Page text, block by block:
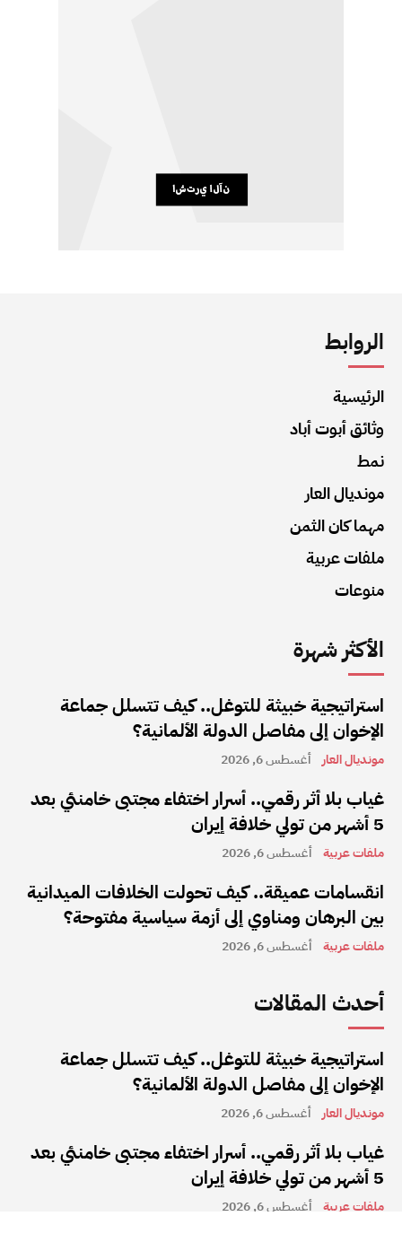
الروابط
الرئيسية
وثائق أبوت أباد
نمط
مونديال العار
مهما كان الثمن
ملفات عربية
منوعات
الأكثر شهرة
استراتيجية خبيثة للتوغل.. كيف تتسلل جماعة
الإخوان إلى مفاصل الدولة الألمانية؟
مونديال العار أغسطس 6, 2026
غياب بلا أثر رقمي.. أسرار اختفاء مجتبى خامنئي بعد
5 أشهر من تولي خلافة إيران
ملفات عربية أغسطس 6, 2026
انقسامات عميقة.. كيف تحولت الخلافات الميدانية
بين البرهان ومناوي إلى أزمة سياسية مفتوحة؟
ملفات عربية أغسطس 6, 2026
أحدث المقالات
استراتيجية خبيثة للتوغل.. كيف تتسلل جماعة
الإخوان إلى مفاصل الدولة الألمانية؟
مونديال العار أغسطس 6, 2026
غياب بلا أثر رقمي.. أسرار اختفاء مجتبى خامنئي بعد
5 أشهر من تولي خلافة إيران
ملفات عربية أغسطس 6, 2026